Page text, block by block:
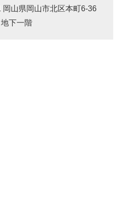
岡山県岡山市北区本町6-36
下一階